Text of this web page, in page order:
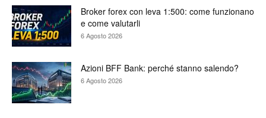
Broker forex con leva 1:500: come funzionano
e come valutarli
6 Agosto 2026
Azioni BFF Bank: perché stanno salendo?
6 Agosto 2026